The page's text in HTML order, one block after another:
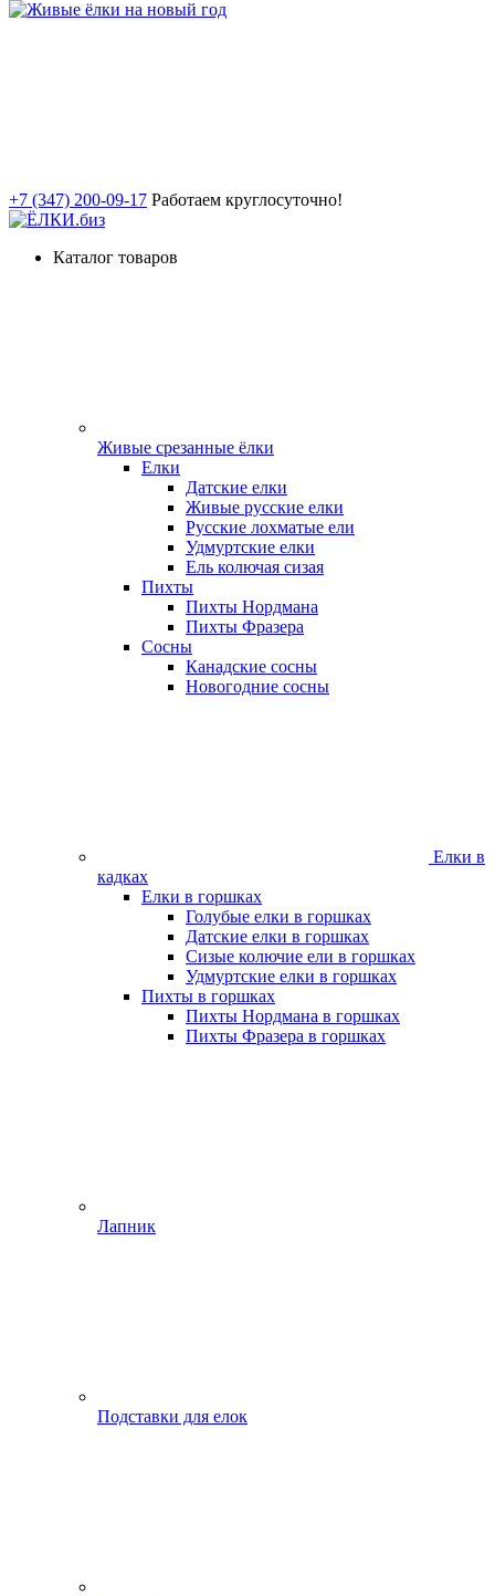
+7 (347) 200-09-17 Работаем круглосуточно!
Каталог товаров
Живые срезанные ёлки
Елки
Датские елки
Живые русские елки
Русские лохматые ели
Удмуртские елки
Ель колючая сизая
Пихты
Пихты Нордмана
Пихты Фразера
Сосны
Канадские сосны
Новогодние сосны
Елки в
кадках
Елки в горшках
Голубые елки в горшках
Датские елки в горшках
Сизые колючие ели в горшках
Удмуртские елки в горшках
Пихты в горшках
Пихты Нордмана в горшках
Пихты Фразера в горшках
Лапник
Подставки для елок